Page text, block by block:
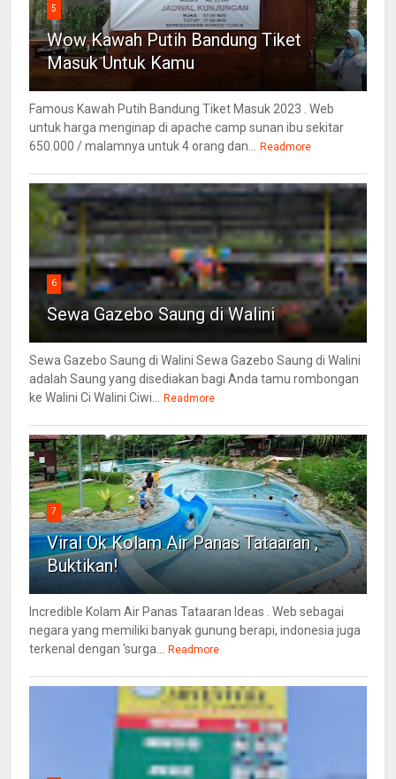
5
Wow Kawah Putih Bandung Tiket
Masuk Untuk Kamu
Famous Kawah Putih Bandung Tiket Masuk 2023 . Web
untuk harga menginap di apache camp sunan ibu sekitar
650.000 / malamnya untuk 4 orang dan...
Readmore
6
Sewa Gazebo Saung di Walini
Sewa Gazebo Saung di Walini Sewa Gazebo Saung di Walini
adalah Saung yang disediakan bagi Anda tamu rombongan
ke Walini Ci Walini Ciwi...
Readmore
7
Viral Ok Kolam Air Panas Tataaran ,
Buktikan!
Incredible Kolam Air Panas Tataaran Ideas . Web sebagai
negara yang memiliki banyak gunung berapi, indonesia juga
terkenal dengan 'surga...
Readmore